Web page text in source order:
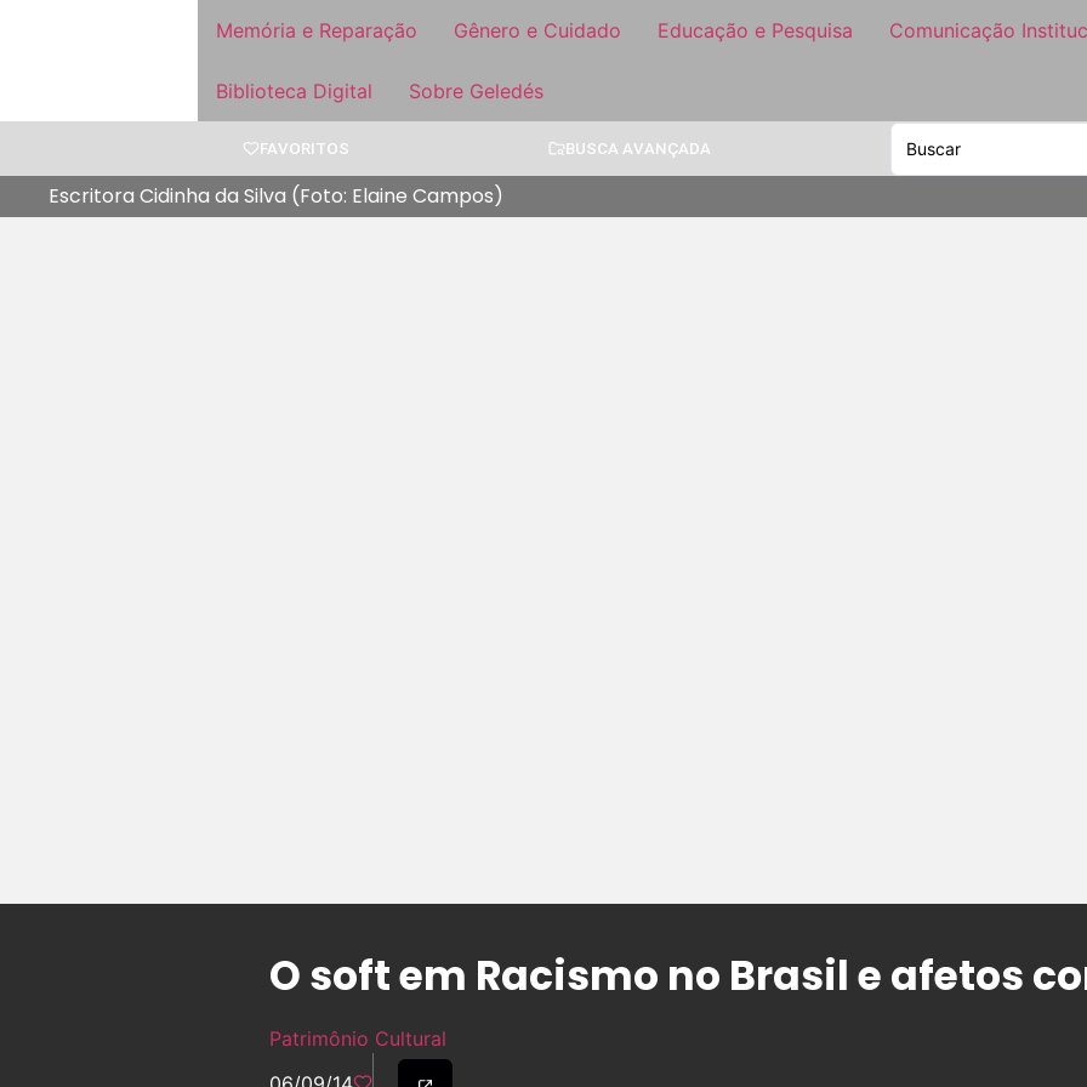
Memória e Reparação Gênero e Cuidado Educação e Pesquisa Comunicação
Biblioteca Digital Sobre Geledés
FAVORITOS BUSCA AVANÇADA
Escritora Cidinha da Silva (Foto: Elaine Campos)
O soft em Racismo no Brasil e afetos
Patrimônio Cultural